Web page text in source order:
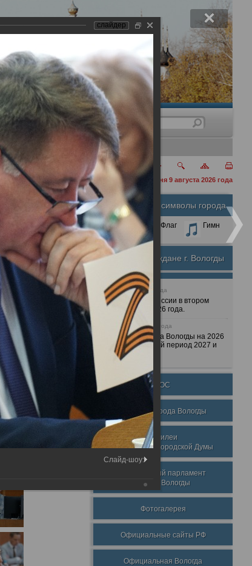
сегодня 9 августа 2026 года
Размер шрифта:
А А А
Официальные символы города
Герб Флаг Гимн
Почетные граждане г. Вологды
25 июня 2026 года
Очередные сессии в втором
полугодии 2026 года.
7 декабря 2025 года
Бюджет города Вологды на 2026
год и плановый период 2027 и
2028 годов.
ТОС
Награды города Вологды
Юбилеи
Вологодской городской Думы
Молодежный парламент
города Вологды
Фотогалерея
Официальные сайты РФ
Официальная Вологда
слайдер
Слайд-шоу: